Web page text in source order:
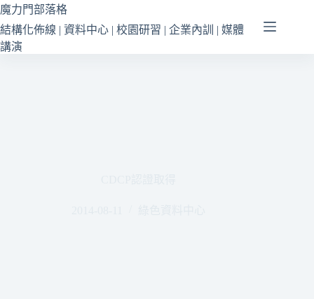
跳
至
主
魔力門部落格
結構化佈線 | 資料中心 | 校園研習 | 企業內訓 | 媒體
講演